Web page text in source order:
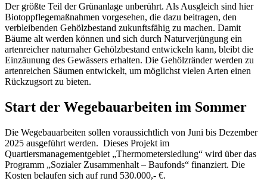
Der größte Teil der Grünanlage unberührt. Als Ausgleich sind hier
Biotoppflegemaßnahmen vorgesehen, die dazu beitragen, den
verbleibenden Gehölzbestand zukunftsfähig zu machen. Damit
Bäume alt werden können und sich durch Naturverjüngung ein
artenreicher naturnaher Gehölzbestand entwickeln kann, bleibt die
Einzäunung des Gewässers erhalten. Die Gehölzränder werden zu
artenreichen Säumen entwickelt, um möglichst vielen Arten einen
Rückzugsort zu bieten.
Start der Wegebauarbeiten im Sommer
Die Wegebauarbeiten sollen voraussichtlich von Juni bis Dezember
2025 ausgeführt werden. Dieses Projekt im
Quartiersmanagementgebiet „Thermometersiedlung“ wird über das
Programm „Sozialer Zusammenhalt – Baufonds“ finanziert. Die
Kosten belaufen sich auf rund 530.000,- €.